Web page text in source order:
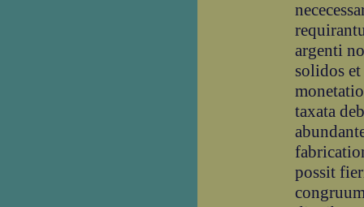
argenti
solidos
taxata
possit